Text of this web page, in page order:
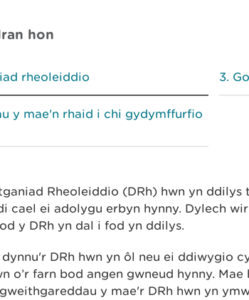
hon
rheoleiddio
y mae'n rhaid i chi gydymffurfio
Rheoleiddio (DRh) hwn yn ddilys
cael ei adolygu erbyn hynny. Dylech
y DRh yn dal i fod yn ddilys.
dynnu'r DRh hwn yn ôl neu ei ddiwygio
o’r farn bod angen gwneud hynny.
y mae'r DRh hwn yn